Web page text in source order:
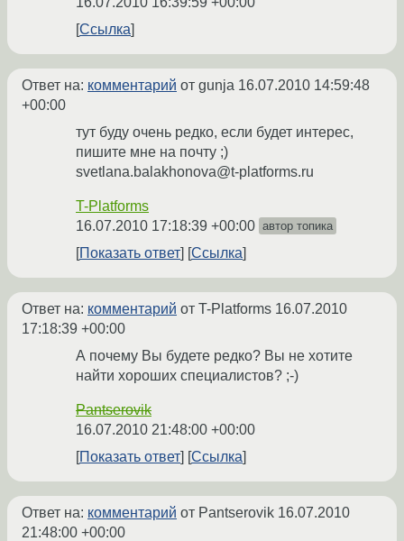
Ссылка
Ответ на: комментарий от gunja 16.07.2010 14:59:48
+00:00
тут буду очень редко, если будет интерес,
пишите мне на почту ;)
svetlana.balakhonova@t-platforms.ru
T-Platforms
16.07.2010 17:18:39 +00:00 автор топика
Показать ответ Ссылка
Ответ на: комментарий от T-Platforms 16.07.2010
17:18:39 +00:00
А почему Вы будете редко? Вы не хотите
найти хороших специалистов? ;-)
Pantserovik
16.07.2010 21:48:00 +00:00
Показать ответ
Ссылка
Ответ на: комментарий от Pantserovik 16.07.2010
21:48:00 +00:00